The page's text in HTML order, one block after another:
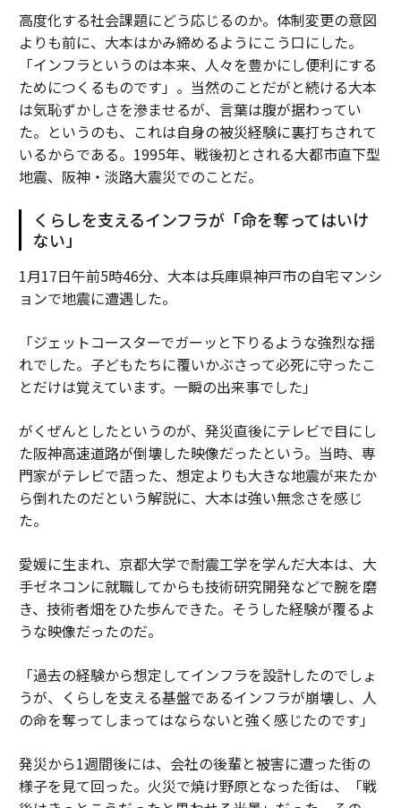
高度化する社会課題にどう応じるのか。体制変更の意図
よりも前に、大本はかみ締めるようにこう口にした。
「インフラというのは本来、人々を豊かにし便利にする
ためにつくるものです」。当然のことだがと続ける大本
は気恥ずかしさを滲ませるが、言葉は腹が据わってい
た。というのも、これは自身の被災経験に裏打ちされて
いるからである。1995年、戦後初とされる大都市直下型
地震、阪神・淡路大震災でのことだ。
くらしを支えるインフラが「命を奪ってはいけ
ない」
1月17日午前5時46分、大本は兵庫県神戸市の自宅マンシ
ョンで地震に遭遇した。
「ジェットコースターでガーッと下りるような強烈な揺
れでした。子どもたちに覆いかぶさって必死に守ったこ
とだけは覚えています。一瞬の出来事でした」
がくぜんとしたというのが、発災直後にテレビで目にし
た阪神高速道路が倒壊した映像だったという。当時、専
門家がテレビで語った、想定よりも大きな地震が来たか
ら倒れたのだという解説に、大本は強い無念さを感じ
た。
愛媛に生まれ、京都大学で耐震工学を学んだ大本は、大
手ゼネコンに就職してからも技術研究開発などで腕を磨
き、技術者畑をひた歩んできた。そうした経験が覆るよ
うな映像だったのだ。
「過去の経験から想定してインフラを設計したのでしょ
うが、くらしを支える基盤であるインフラが崩壊し、人
の命を奪ってしまってはならないと強く感じたのです」
発災から1週間後には、会社の後輩と被害に遭った街の
様子を見て回った。火災で焼け野原となった街は、「戦